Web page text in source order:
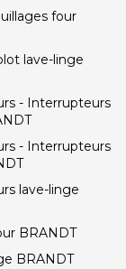
four
lave-linge
- Interrupteurs
- Interrupteurs
lave-linge
BRANDT
BRANDT